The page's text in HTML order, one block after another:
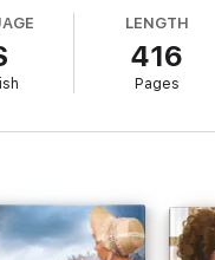
pasa el tiempo,
y encontrar el amor
LENGTH
416
Pages